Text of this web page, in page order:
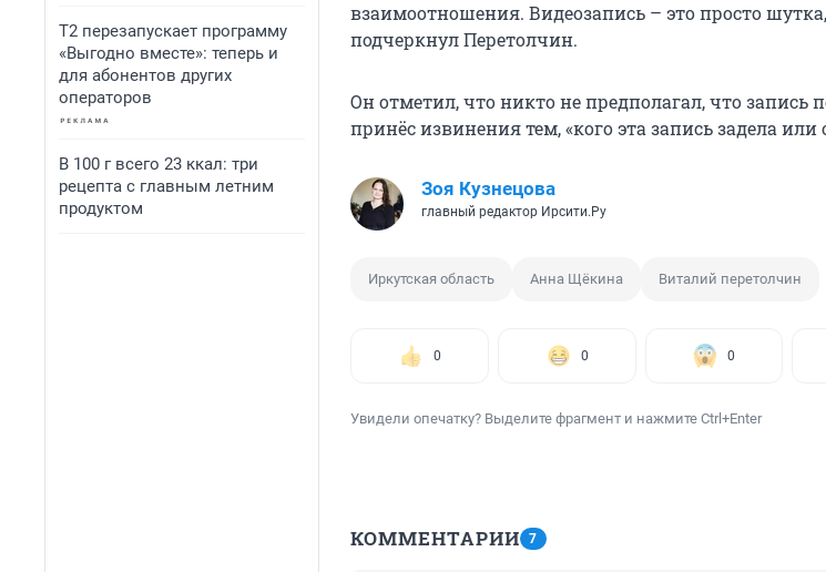
Т2 перезапускает программу
«Выгодно вместе»: теперь и
для абонентов других
операторов
В 100 г всего 23 ккал: три
рецепта с главным летним
продуктом
взаимоотношения. Видеозапись – это просто
подчеркнул Перетолчин.
Он отметил, что никто не предполагал, что запись
принёс извинения тем, «кого эта запись задела или
Зоя Кузнецова
главный редактор Ирсити.Ру
Иркутская область Анна Щёкина Виталий перетолчин
0 0 0
Увидели опечатку? Выделите фрагмент и нажмите Ctrl+Enter
КОММЕНТАРИИ 7